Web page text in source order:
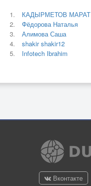
КАДЫРМЕТОВ МАРАТ
Фёдорова Наталья
Алимова Саша
shakir shakir12
Infotech Ibrahim
Вконтакте